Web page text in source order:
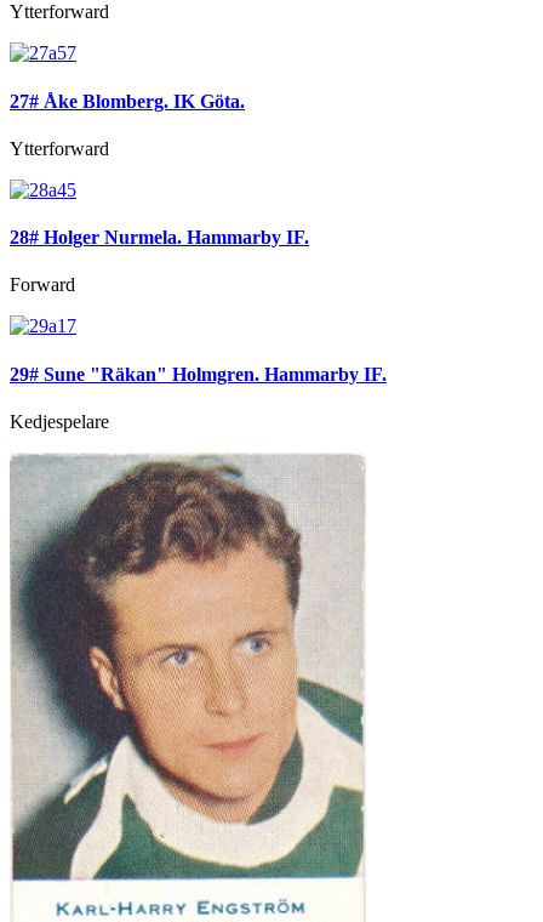
Ytterforward
27# Åke Blomberg. IK Göta.
Ytterforward
28# Holger Nurmela. Hammarby IF.
Forward
29# Sune "Räkan" Holmgren. Hammarby IF.
Kedjespelare